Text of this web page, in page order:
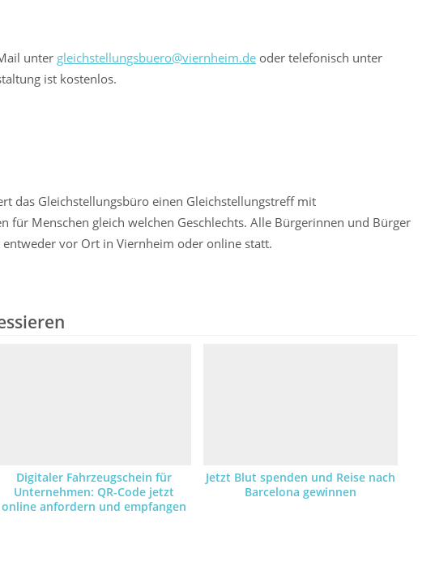
unter gleichstellungsbuero@viernheim.de oder telefonisch unter
ist kostenlos.
das Gleichstellungsbüro einen Gleichstellungstreff mit
für Menschen gleich welchen Geschlechts. Alle Bürgerinnen und Bürger
vor Ort in Viernheim oder online statt.
Digitaler Fahrzeugschein für
Unternehmen: QR-Code jetzt
online anfordern und empfangen
Jetzt Blut spenden und Reise nach
Barcelona gewinnen